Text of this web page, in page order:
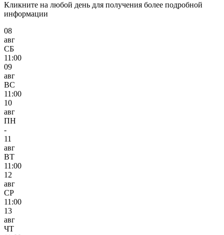
Кликните на любой день для получения более подробной
информации
08
авг
СБ
11:00
09
авг
ВС
11:00
10
авг
ПН
-
11
авг
ВТ
11:00
12
авг
СР
11:00
13
авг
ЧТ